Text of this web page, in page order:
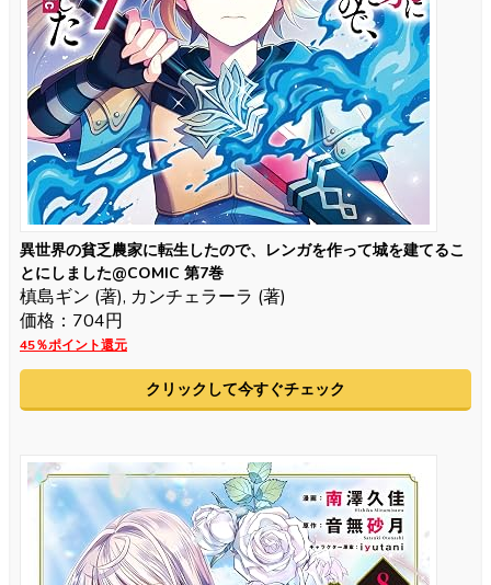
異世界の貧乏農家に転生したので、レンガを作って城を建てるこ
とにしました@COMIC 第7巻
槙島ギン (著), カンチェラーラ (著)
価格：704円
45％ポイント還元
クリックして今すぐチェック